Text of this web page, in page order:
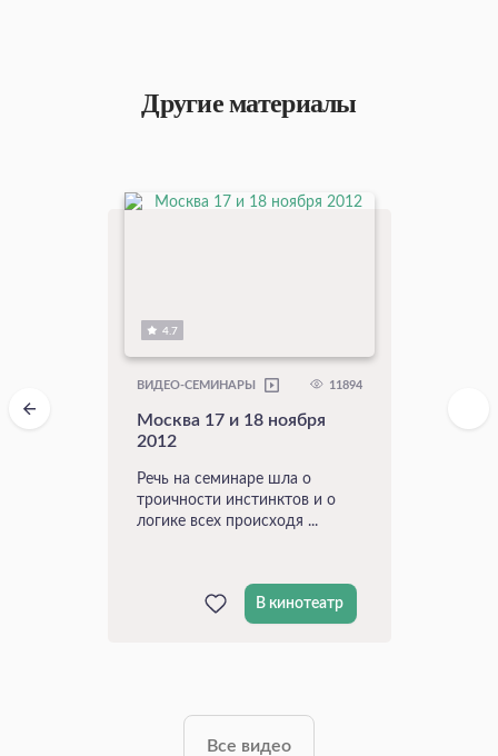
Другие материалы
4.7
ВИДЕО-СЕМИНАРЫ 11894
Москва 17 и 18 ноября
2012
Речь на семинаре шла о
троичности инстинктов и о
логике всех происходя ...
В кинотеатр
Все видео